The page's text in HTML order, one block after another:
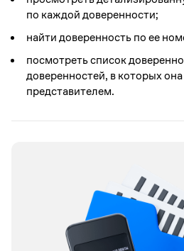
по каждой доверенности;
найти доверенность по ее
посмотреть список
доверенностей, в которых
представителем.